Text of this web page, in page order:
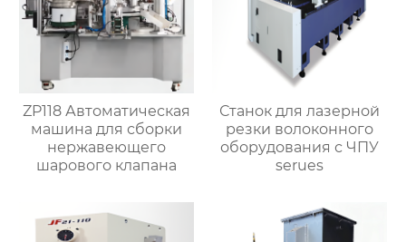
ZP118 Автоматическая
машина для сборки
нержавеющего
шарового клапана
Станок для лазерной
резки волоконного
оборудования с ЧПУ
serues